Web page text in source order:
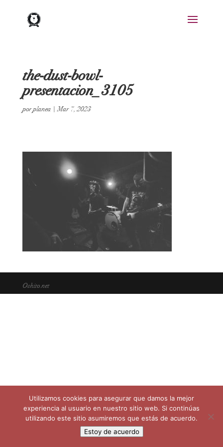
the-dust-bowl-
presentacion_3105
porplanea|Mar 7, 2023
Oshito.net
Utilizamos cookies para asegurar que damos la mejor
experiencia al usuario en nuestro sitio web. Si continúas
utilizando este sitio asumiremos que estás de acuerdo.
Estoy de acuerdo